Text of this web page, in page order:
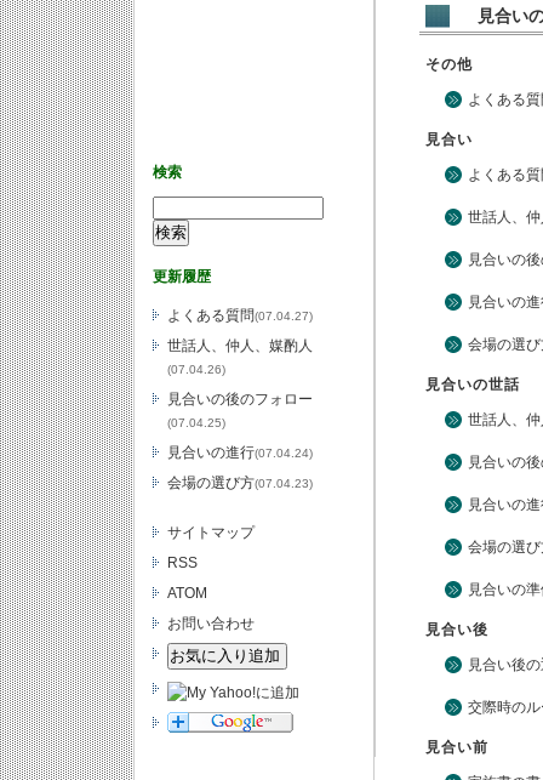
見合い
その他
よくある
見合い
よくある
世話人、
見合いの
見合いの
会場の選
見合いの世話
世話人、
見合いの
見合いの
会場の選
見合いの
見合い後
見合い後
交際時の
見合い前
検索
更新履歴
よくある質問(07.04.27)
世話人、仲人、媒酌人
(07.04.26)
見合いの後のフォロー
(07.04.25)
見合いの進行(07.04.24)
会場の選び方(07.04.23)
サイトマップ
RSS
ATOM
お問い合わせ